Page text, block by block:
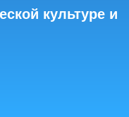
культуре и